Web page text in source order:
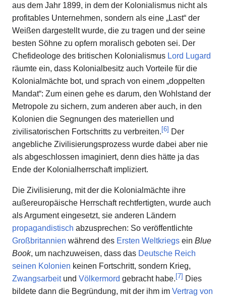
aus dem Jahr 1899, in dem der Kolonialismus nicht als
profitables Unternehmen, sondern als eine „Last“ der
Weißen dargestellt wurde, die zu tragen und der seine
besten Söhne zu opfern moralisch geboten sei. Der
Chefideologe des britischen Kolonialismus Lord Lugard
räumte ein, dass Kolonialbesitz auch Vorteile für die
Kolonialmächte bot, und sprach von einem „doppelten
Mandat“: Zum einen gehe es darum, den Wohlstand der
Metropole zu sichern, zum anderen aber auch, in den
Kolonien die Segnungen des materiellen und
zivilisatorischen Fortschritts zu verbreiten.[6] Der
angebliche Zivilisierungsprozess wurde dabei aber nie
als abgeschlossen imaginiert, denn dies hätte ja das
Ende der Kolonialherrschaft impliziert.
Die Zivilisierung, mit der die Kolonialmächte ihre
außereuropäische Herrschaft rechtfertigten, wurde auch
als Argument eingesetzt, sie anderen Ländern
propagandistisch abzusprechen: So veröffentlichte
Großbritannien während des Ersten Weltkriegs ein Blue
Book, um nachzuweisen, dass das Deutsche Reich
seinen Kolonien keinen Fortschritt, sondern Krieg,
Zwangsarbeitund Völkermord gebracht habe.[7] Dies
bildete dann die Begründung, mit der ihm im Vertrag von